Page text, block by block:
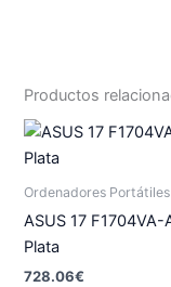
Productos
Ordenadores Portátiles
ASUS 17
Plata
728.06€